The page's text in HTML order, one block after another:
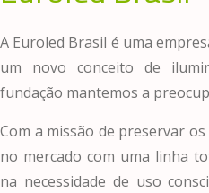
A Euroled Brasil é uma
um novo conceito de
fundação mantemos a
Com a missão de preservar
no mercado com uma linha
na necessidade de uso